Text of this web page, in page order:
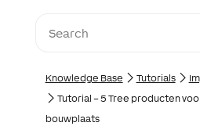
Knowledge Base Tutorials
Tutorial – 5 Tree producten
bouwplaats